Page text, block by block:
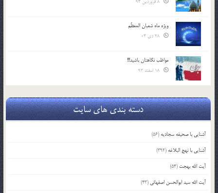
ویژه ماه شعبان المعظّم
مواظب نگاهتان باشید!!!
دسته بندی های سایت
آشنایی با صحیفه سجادیه (56)
آشنایی با نهج البلاغه (392)
آیت الله بهجت (54)
آیت الله سید ابوالحسن اصفهانی (43)